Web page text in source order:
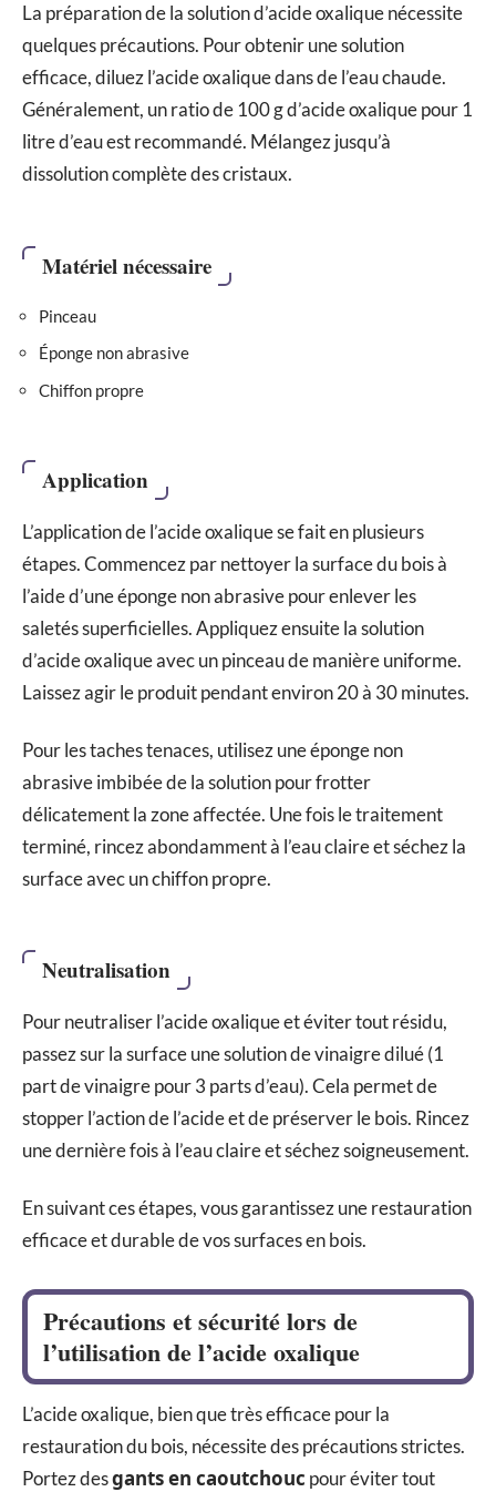
La préparation de la solution d’acide oxalique nécessite
quelques précautions. Pour obtenir une solution
efficace, diluez l’acide oxalique dans de l’eau chaude.
Généralement, un ratio de 100 g d’acide oxalique pour 1
litre d’eau est recommandé. Mélangez jusqu’à
dissolution complète des cristaux.
Matériel nécessaire
Pinceau
Éponge non abrasive
Chiffon propre
Application
L’application de l’acide oxalique se fait en plusieurs
étapes. Commencez par nettoyer la surface du bois à
l’aide d’une éponge non abrasive pour enlever les
saletés superficielles. Appliquez ensuite la solution
d’acide oxalique avec un pinceau de manière uniforme.
Laissez agir le produit pendant environ 20 à 30 minutes.
Pour les taches tenaces, utilisez une éponge non
abrasive imbibée de la solution pour frotter
délicatement la zone affectée. Une fois le traitement
terminé, rincez abondamment à l’eau claire et séchez la
surface avec un chiffon propre.
Neutralisation
Pour neutraliser l’acide oxalique et éviter tout résidu,
passez sur la surface une solution de vinaigre dilué (1
part de vinaigre pour 3 parts d’eau). Cela permet de
stopper l’action de l’acide et de préserver le bois. Rincez
une dernière fois à l’eau claire et séchez soigneusement.
En suivant ces étapes, vous garantissez une restauration
efficace et durable de vos surfaces en bois.
Précautions et sécurité lors de
l’utilisation de l’acide oxalique
L’acide oxalique, bien que très efficace pour la
restauration du bois, nécessite des précautions strictes.
Portez desgants en caoutchouc pour éviter tout